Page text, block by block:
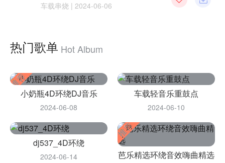
车载串烧 | 2024-06-06
热门歌单 Hot Album
小奶瓶4D环绕DJ音乐
2024-06-08
车载轻音乐重鼓点
2024-06-10
dj537_4D环绕
2024-06-14 芭乐精选环绕音效嗨曲精选